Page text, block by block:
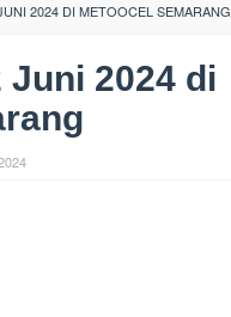
2024 DI METOOCEL SEMARANG
Juni 2024 di